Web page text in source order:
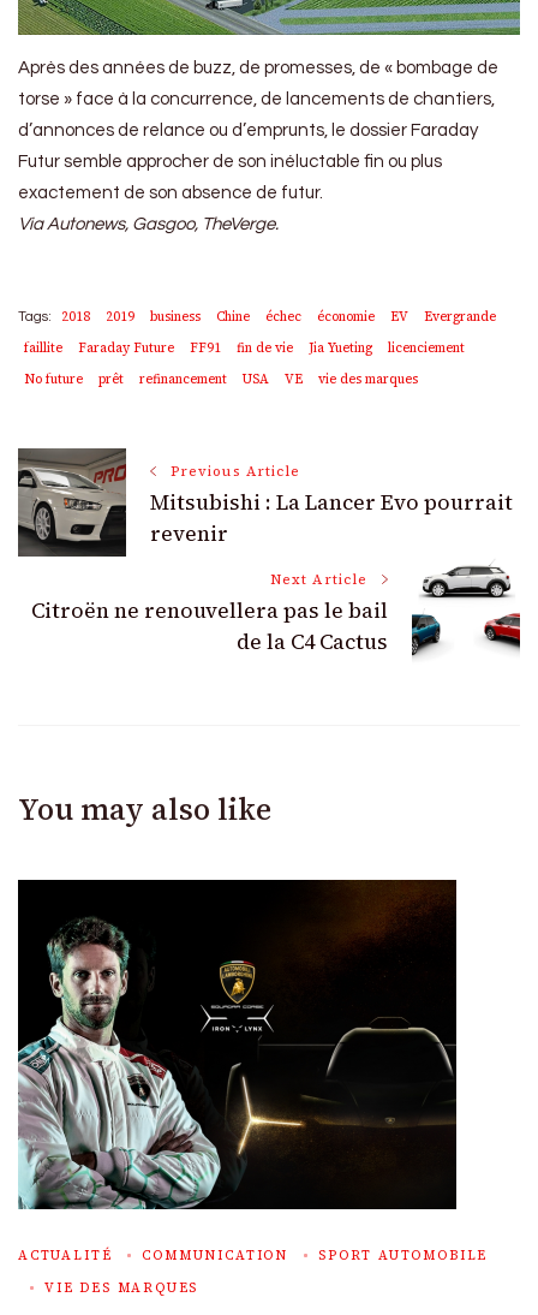
Après des années de buzz, de promesses, de « bombage de
torse » face à la concurrence, de lancements de chantiers,
d’annonces de relance ou d’emprunts, le dossier Faraday
Futur semble approcher de son inéluctable fin ou plus
exactement de son absence de futur.
Via Autonews, Gasgoo, TheVerge.
Tags: 2018 2019 business Chine échec économie EV
Evergrande
faillite
Faraday Future FF91 fin de vie Jia Yueting
licenciement
No future
prêt refinancement USA VE vie des marques
Post
Navigation
Previous Article
Mitsubishi : La Lancer Evo pourrait
revenir
Next Article
Citroën ne renouvellera pas le bail
de la C4 Cactus
You may also like
ACTUALITÉ COMMUNICATION
SPORT AUTOMOBILE
VIE DES MARQUES